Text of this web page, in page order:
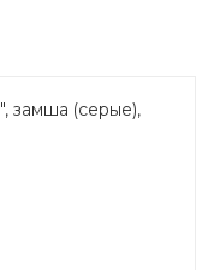
замша (серые),